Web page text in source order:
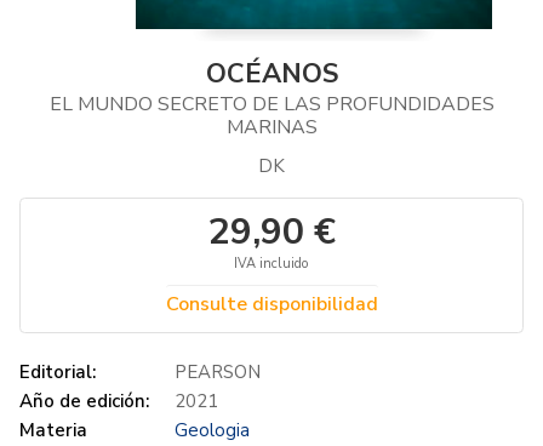
OCÉANOS
EL MUNDO SECRETO DE LAS PROFUNDIDADES
MARINAS
DK
29,90 €
IVA incluido
Consulte disponibilidad
Editorial:
PEARSON
Año de edición:
2021
Materia
Geologia